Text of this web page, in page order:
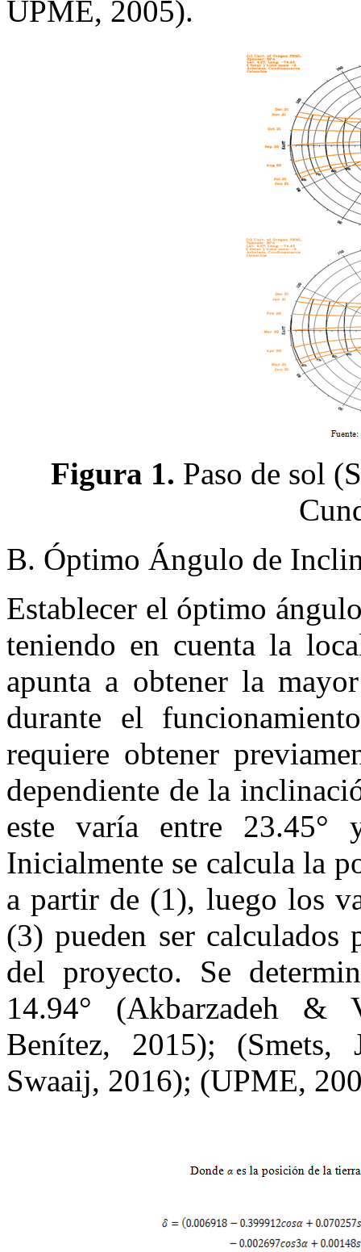
UPME, 2005).
Figura 1. Paso de sol
B. Óptimo Ángulo de
Establecer el óptimo
teniendo en cuenta la
apunta a obtener la
durante el
requiere obtener
dependiente de la
este varía entre
Inicialmente se calcula la
a partir de (1), luego los
(3) pueden ser calculados
del proyecto. Se
14.94° (Akbarzadeh &
Benítez, 2015); (Smets,
Swaaij, 2016); (UPME,